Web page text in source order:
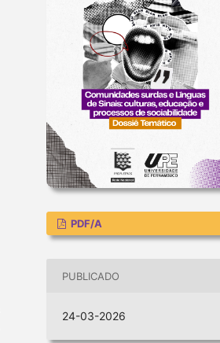
PDF/A
PUBLICADO
24-03-2026